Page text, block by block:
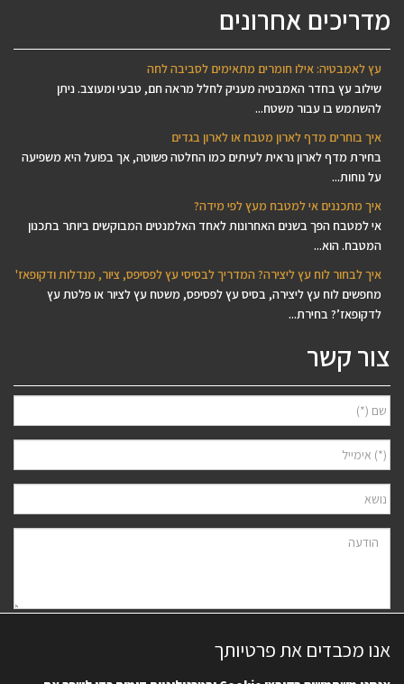
מדריכים אחרונים
עץ לאמבטיה: אילו חומרים מתאימים לסביבה לחה
שילוב עץ בחדר האמבטיה מעניק לחלל מראה חם, טבעי ומעוצב. ניתן
להשתמש בו עבור משטח...
איך בוחרים מדף לארון מטבח או לארון בגדים
בחירת מדף לארון נראית לעיתים כמו החלטה פשוטה, אך בפועל היא משפיעה
על נוחות...
איך מתכננים אי למטבח מעץ לפי מידה?
אי למטבח הפך בשנים האחרונות לאחד האלמנטים המבוקשים ביותר בתכנון
המטבח. הוא...
איך לבחור לוח עץ ליצירה? המדריך לבסיסי עץ לפסיפס, ציור, מנדלות ודקופאז'
מחפשים לוח עץ ליצירה, בסיס עץ לפסיפס, משטח עץ לציור או פלטת עץ
לדקופאז’? בחירת...
צור קשר
הפרטיותשל האתר. ידוע לי שאוכל לבטל את הרישום בכל עת.
אנו מכבדים את פרטיותך